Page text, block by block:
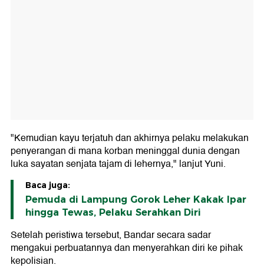
"Kemudian kayu terjatuh dan akhirnya pelaku melakukan
penyerangan di mana korban meninggal dunia dengan
luka sayatan senjata tajam di lehernya," lanjut Yuni.
Baca juga:
Pemuda di Lampung Gorok Leher Kakak Ipar
hingga Tewas, Pelaku Serahkan Diri
Setelah peristiwa tersebut, Bandar secara sadar
mengakui perbuatannya dan menyerahkan diri ke pihak
kepolisian.